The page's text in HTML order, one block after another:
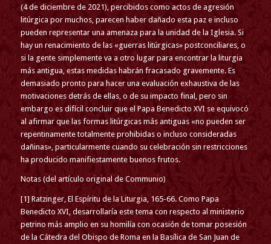
(4 de diciembre de 2021), percibidos como actos de agresión
litúrgica por muchos, parecen haber dañado esta paz e incluso
pueden representar una amenaza para la unidad de la Iglesia. Si
hay un renacimiento de las «guerras litúrgicas» postconciliares, o
si la gente simplemente va a otro lugar para encontrar la liturgia
más antigua, estas medidas habrán fracasado gravemente. Es
demasiado pronto para hacer una evaluación exhaustiva de las
motivaciones detrás de ellas, o de su impacto final, pero sin
embargo es difícil concluir que el Papa Benedicto XVI se equivocó
al afirmar que las formas litúrgicas más antiguas «no pueden ser
repentinamente totalmente prohibidas o incluso consideradas
dañinas», particularmente cuando su celebración sin restricciones
ha producido manifiestamente buenos frutos.
Notas (del artículo original de Communio)
[1] Ratzinger, El Espíritu de la Liturgia, 165-66. Como Papa
Benedicto XVI, desarrollaría este tema con respecto al ministerio
petrino más amplio en su homilía con ocasión de tomar posesión
de la Cátedra del Obispo de Roma en la Basílica de San Juan de